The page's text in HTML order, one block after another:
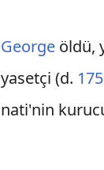
öldü,
(d.